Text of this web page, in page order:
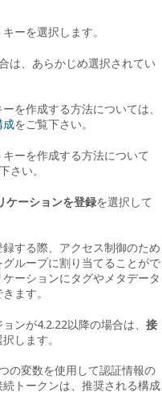
ーを選択します。
は、あらかじめ選択されてい
を作成する方法については、
成をご覧下さい。
ーを作成する方法について
さい。
ケーションを登録を選択して
する際、アクセス制御のため
ループに割り当てることがで
ーションにタグやメタデータ
ます。
ンが4.2.22以降の場合は、 接
します。
の変数を使用して認証情報の
トークンは、推奨される構成